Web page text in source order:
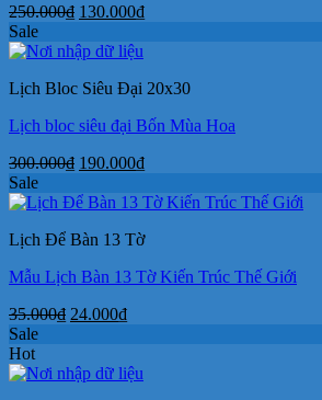
250.000₫ Giá
là:
130.000₫Giá
130.000₫.
Sale
Lịch Bloc Siêu Đại 20x30
Lịch bloc siêu đại Bốn Mùa Hoa
300.000₫ Giá
là:
190.000₫Giá
tại
190.000₫.
Sale
Lịch Để Bàn 13 Tờ
Mẫu Lịch Bàn 13 Tờ Kiến Trúc Thế Giới
35.000₫ Giá
35.000₫.
24.000₫Giá
là:
Sale
Hot